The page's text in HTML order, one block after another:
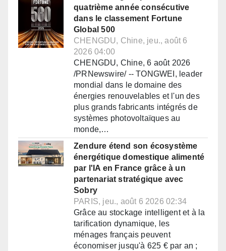
quatrième année consécutive
dans le classement Fortune
Global 500
CHENGDU, Chine, jeu., août 6
2026 04:00
CHENGDU, Chine, 6 août 2026
/PRNewswire/ -- TONGWEI, leader
mondial dans le domaine des
énergies renouvelables et l'un des
plus grands fabricants intégrés de
systèmes photovoltaïques au
monde,…
Zendure étend son écosystème
énergétique domestique alimenté
par l'IA en France grâce à un
partenariat stratégique avec
Sobry
PARIS, jeu., août 6 2026 02:34
Grâce au stockage intelligent et à la
tarification dynamique, les
ménages français peuvent
économiser jusqu'à 625 € par an ;